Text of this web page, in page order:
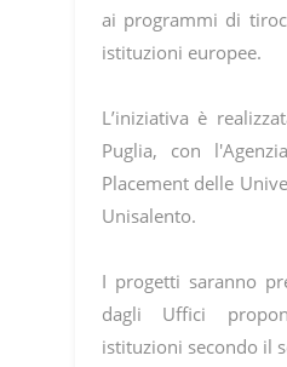
ai programmi di
istituzioni europee.
L’iniziativa è
Puglia, con
Placement delle
Unisalento.
I progetti saranno
dagli Uffici
istituzioni secondo il